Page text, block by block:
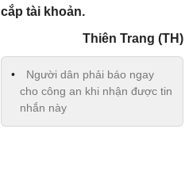
cắp tài khoản.
Thiên Trang (TH)
Người dân phải báo ngay
cho công an khi nhận được tin
nhắn này